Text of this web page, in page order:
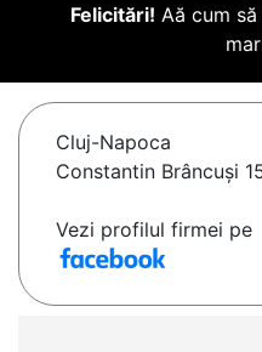
Felicitări! Aă cum
Cluj-Napoca
Constantin Brâncuși
Vezi profilul firmei pe